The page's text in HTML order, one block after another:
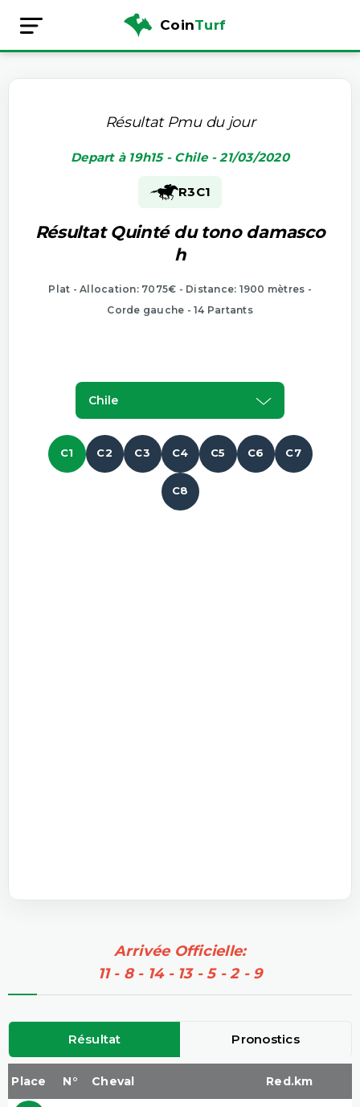
CoinTurf
Résultat Pmu du jour
Depart à 19h15 - Chile - 21/03/2020
R3C1
Résultat Quinté du tono damasco
h
Plat - Allocation: 7075€ - Distance: 1900 mètres -
Corde gauche - 14 Partants
Chile
C1 C2 C3 C4 C5 C6 C7
C8
Arrivée Officielle:
11 - 8 - 14 - 13 - 5 - 2 - 9
Résultat Pronostics
Place N° Cheval Red.km